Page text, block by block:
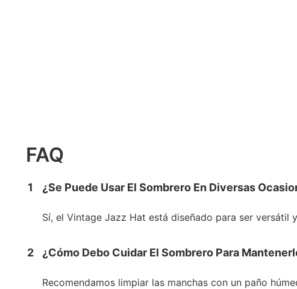
FAQ
1 ¿Se Puede Usar El Sombrero En Diversas
Sí, el Vintage Jazz Hat está diseñado para ser versátil
2 ¿Cómo Debo Cuidar El Sombrero Para
Recomendamos limpiar las manchas con un paño